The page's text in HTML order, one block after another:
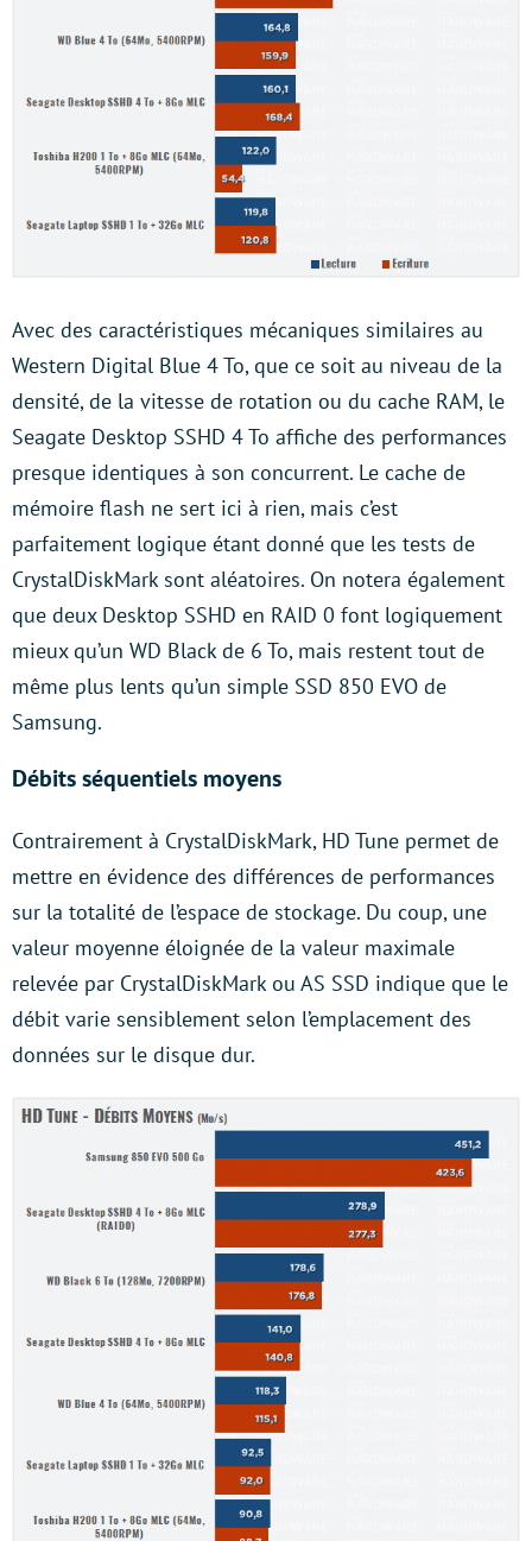
Avec des caractéristiques mécaniques similaires au
Western Digital Blue 4 To, que ce soit au niveau de la
densité, de la vitesse de rotation ou du cache RAM, le
Seagate Desktop SSHD 4 To affiche des performances
presque identiques à son concurrent. Le cache de
mémoire flash ne sert ici à rien, mais c’est
parfaitement logique étant donné que les tests de
CrystalDiskMark sont aléatoires. On notera également
que deux Desktop SSHD en RAID 0 font logiquement
mieux qu’un WD Black de 6 To, mais restent tout de
même plus lents qu’un simple SSD 850 EVO de
Samsung.
Débits séquentiels moyens
Contrairement à CrystalDiskMark, HD Tune permet de
mettre en évidence des différences de performances
sur la totalité de l’espace de stockage. Du coup, une
valeur moyenne éloignée de la valeur maximale
relevée par CrystalDiskMark ou AS SSD indique que le
débit varie sensiblement selon l’emplacement des
données sur le disque dur.